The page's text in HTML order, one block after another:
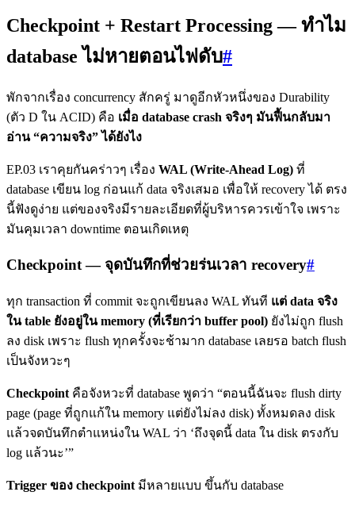
Checkpoint + Restart Processing — ทำไม
database ไม่หายตอนไฟดับ#
พักจากเรื่อง concurrency สักครู่ มาดูอีกหัวหนึ่งของ Durability
(ตัว D ใน ACID) คือ เมื่อ database crash จริงๆ มันฟื้นกลับมา
อ่าน “ความจริง” ได้ยังไง
EP.03 เราคุยกันคร่าวๆ เรื่อง WAL (Write-Ahead Log) ที่
database เขียน log ก่อนแก้ data จริงเสมอ เพื่อให้ recovery ได้ ตรง
นี้ฟังดูง่าย แต่ของจริงมีรายละเอียดที่ผู้บริหารควรเข้าใจ เพราะ
มันคุมเวลา downtime ตอนเกิดเหตุ
Checkpoint — จุดบันทึกที่ช่วยร่นเวลา recovery#
ทุก transaction ที่ commit จะถูกเขียนลง WAL ทันที แต่ data จริง
ใน table ยังอยู่ใน memory (ที่เรียกว่า buffer pool) ยังไม่ถูก flush
ลง disk เพราะ flush ทุกครั้งจะช้ามาก database เลยรอ batch flush
เป็นจังหวะๆ
Checkpoint คือจังหวะที่ database พูดว่า “ตอนนี้ฉันจะ flush dirty
page (page ที่ถูกแก้ใน memory แต่ยังไม่ลง disk) ทั้งหมดลง disk
แล้วจดบันทึกตำแหน่งใน WAL ว่า ‘ถึงจุดนี้ data ใน disk ตรงกับ
log แล้วนะ’”
Trigger ของ checkpoint มีหลายแบบ ขึ้นกับ database